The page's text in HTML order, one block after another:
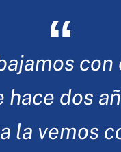
con
hace dos
la vemos